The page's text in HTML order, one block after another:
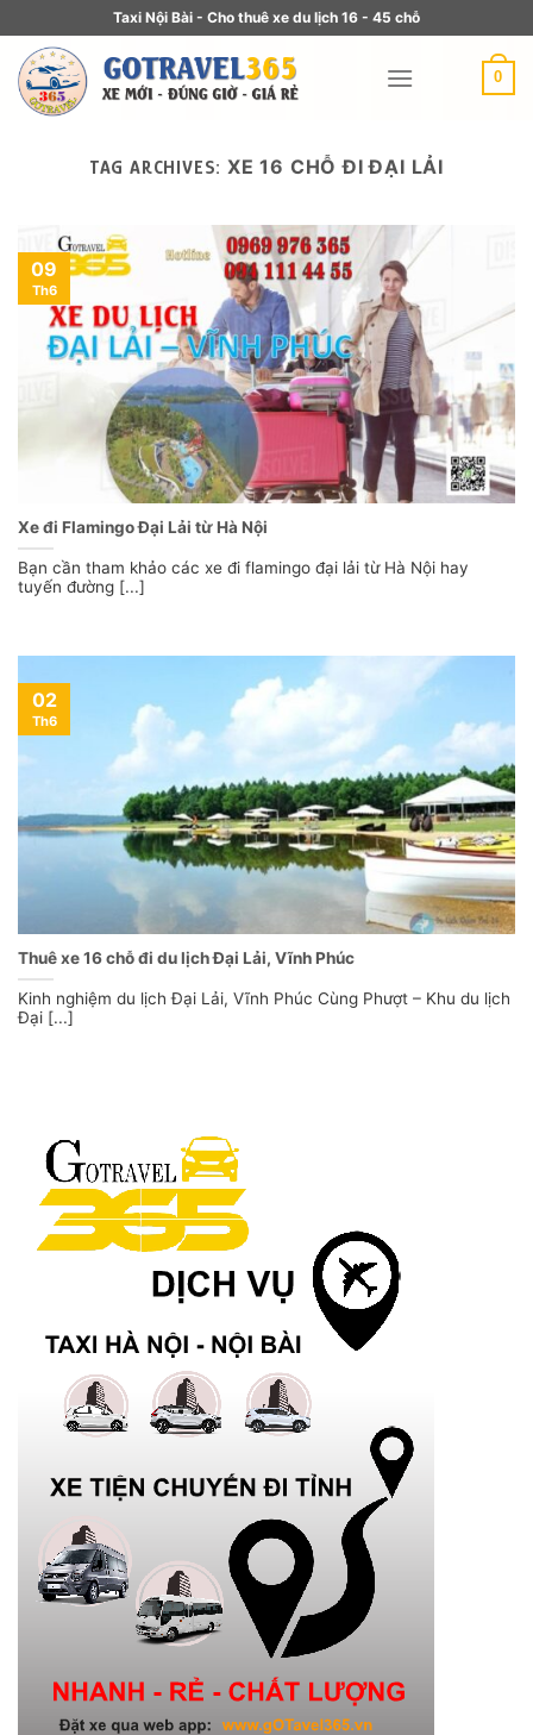
Taxi Nội Bài - Cho thuê xe du lịch 16 - 45 chỗ
0
TAG ARCHIVES:XE 16 CHỖ ĐI ĐẠI LẢI
Xe đi Flamingo Đại Lải từ Hà Nội
Bạn cần tham khảo các xe đi flamingo đại lải từ Hà Nội hay
tuyến đường [...]
09
Th6
Thuê xe 16 chỗ đi du lịch Đại Lải, Vĩnh Phúc
Kinh nghiệm du lịch Đại Lải, Vĩnh Phúc Cùng Phượt – Khu du lịch
Đại [...]
02
Th6